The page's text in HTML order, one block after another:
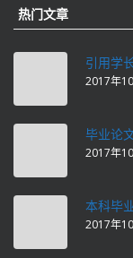
热门文章
引用学
2017年
毕业论
2017年
本科毕
2017年